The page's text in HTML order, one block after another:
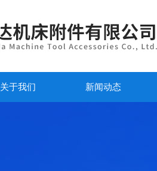
关于我们 新闻动态